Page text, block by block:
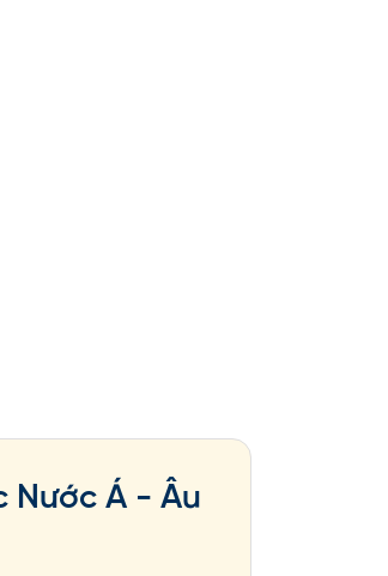
Nước Á - Âu